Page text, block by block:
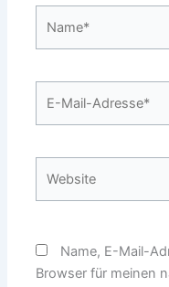
Mail-
Name, E-Mail-
Browser für meinen